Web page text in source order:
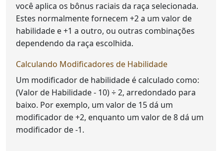
você aplica os bônus raciais da raça selecionada.
Estes normalmente fornecem +2 a um valor de
habilidade e +1 a outro, ou outras combinações
dependendo da raça escolhida.
Calculando Modificadores de Habilidade
Um modificador de habilidade é calculado como:
(Valor de Habilidade - 10) ÷ 2, arredondado para
baixo. Por exemplo, um valor de 15 dá um
modificador de +2, enquanto um valor de 8 dá um
modificador de -1.